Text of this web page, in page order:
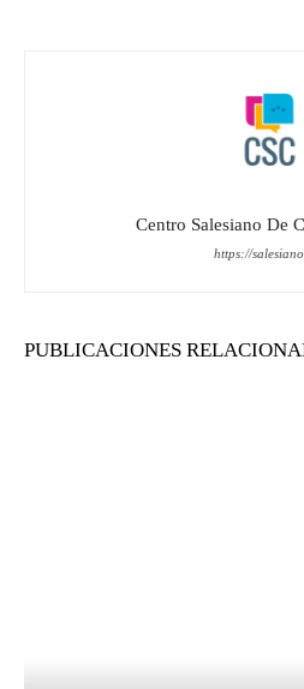
Centro Salesiano De
https://
PUBLICACIONES